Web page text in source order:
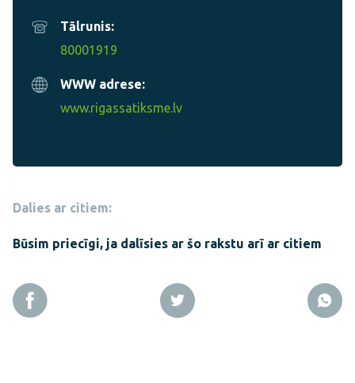
Tālrunis:
80001919
WWW adrese:
www.rigassatiksme.lv
Dalies ar citiem:
Būsim priecīgi, ja dalīsies ar šo rakstu arī ar citiem